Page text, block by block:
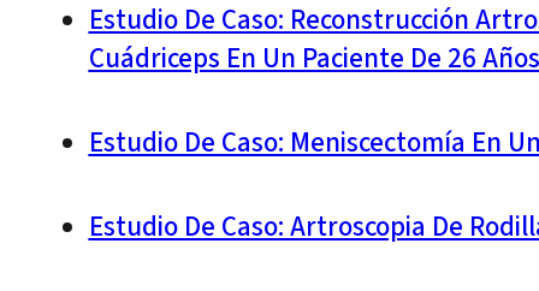
Estudio De Caso: Reconstrucción
Cuádriceps En Un Paciente De 26 Años
Estudio De Caso: Meniscectomía En
Estudio De Caso: Artroscopia De